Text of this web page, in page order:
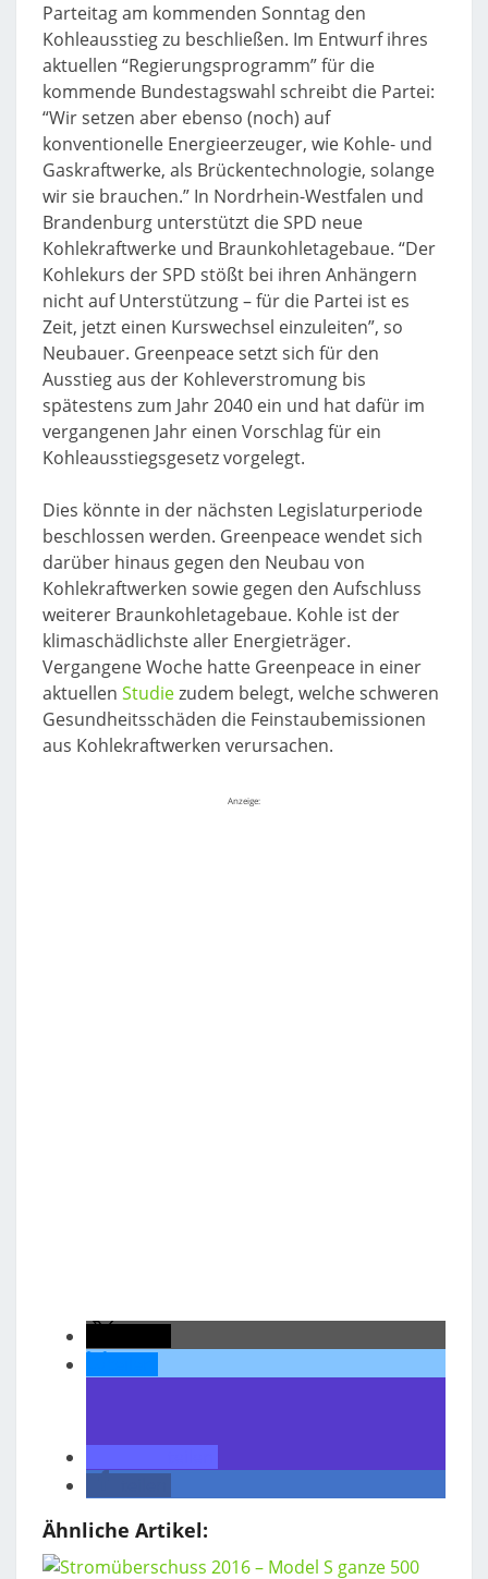
Parteitag am kommenden Sonntag den
Kohleausstieg zu beschließen. Im Entwurf ihres
aktuellen “Regierungsprogramm” für die
kommende Bundestagswahl schreibt die Partei:
“Wir setzen aber ebenso (noch) auf
konventionelle Energieerzeuger, wie Kohle- und
Gaskraftwerke, als Brückentechnologie, solange
wir sie brauchen.” In Nordrhein-Westfalen und
Brandenburg unterstützt die SPD neue
Kohlekraftwerke und Braunkohletagebaue. “Der
Kohlekurs der SPD stößt bei ihren Anhängern
nicht auf Unterstützung – für die Partei ist es
Zeit, jetzt einen Kurswechsel einzuleiten”, so
Neubauer. Greenpeace setzt sich für den
Ausstieg aus der Kohleverstromung bis
spätestens zum Jahr 2040 ein und hat dafür im
vergangenen Jahr einen Vorschlag für ein
Kohleausstiegsgesetz vorgelegt.
Dies könnte in der nächsten Legislaturperiode
beschlossen werden. Greenpeace wendet sich
darüber hinaus gegen den Neubau von
Kohlekraftwerken sowie gegen den Aufschluss
weiterer Braunkohletagebaue. Kohle ist der
klimaschädlichste aller Energieträger.
Vergangene Woche hatte Greenpeace in einer
aktuellen Studiezudem belegt, welche schweren
Gesundheitsschäden die Feinstaubemissionen
aus Kohlekraftwerken verursachen.
Anzeige:
Ähnliche Artikel: